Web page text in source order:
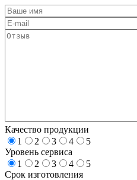
Качество продукции
1
2 3 4
5
Уровень сервиса
1
2 3 4
5
Срок изготовления